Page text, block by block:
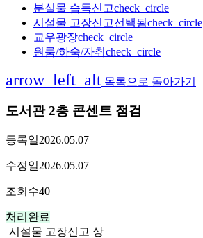
분실물 습득신고check_circle
시설물 고장신고선택됨check_circle
교우광장check_circle
원룸/하숙/자취 check_circle
arrow_left_alt 목록으로 돌아가기
도서관 2층 콘센트 점검
등록일2026.05.07
수정일2026.05.07
조회수40
처리완료
시설물 고장신고 상